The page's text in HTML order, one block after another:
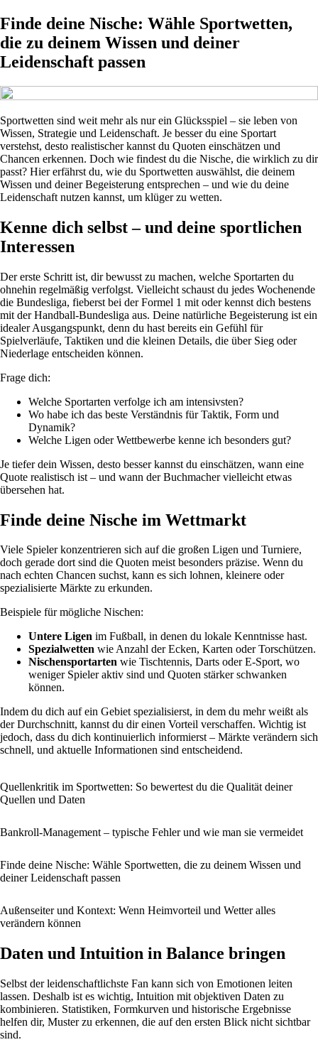
Finde deine Nische: Wähle Sportwetten,
die zu deinem Wissen und deiner
Leidenschaft passen
Sportwetten sind weit mehr als nur ein Glücksspiel – sie leben von
Wissen, Strategie und Leidenschaft. Je besser du eine Sportart
verstehst, desto realistischer kannst du Quoten einschätzen und
Chancen erkennen. Doch wie findest du die Nische, die wirklich zu dir
passt? Hier erfährst du, wie du Sportwetten auswählst, die deinem
Wissen und deiner Begeisterung entsprechen – und wie du deine
Leidenschaft nutzen kannst, um klüger zu wetten.
Kenne dich selbst – und deine sportlichen
Interessen
Der erste Schritt ist, dir bewusst zu machen, welche Sportarten du
ohnehin regelmäßig verfolgst. Vielleicht schaust du jedes Wochenende
die Bundesliga, fieberst bei der Formel 1 mit oder kennst dich bestens
mit der Handball-Bundesliga aus. Deine natürliche Begeisterung ist ein
idealer Ausgangspunkt, denn du hast bereits ein Gefühl für
Spielverläufe, Taktiken und die kleinen Details, die über Sieg oder
Niederlage entscheiden können.
Frage dich:
Welche Sportarten verfolge ich am intensivsten?
Wo habe ich das beste Verständnis für Taktik, Form und
Dynamik?
Welche Ligen oder Wettbewerbe kenne ich besonders gut?
Je tiefer dein Wissen, desto besser kannst du einschätzen, wann eine
Quote realistisch ist – und wann der Buchmacher vielleicht etwas
übersehen hat.
Finde deine Nische im Wettmarkt
Viele Spieler konzentrieren sich auf die großen Ligen und Turniere,
doch gerade dort sind die Quoten meist besonders präzise. Wenn du
nach echten Chancen suchst, kann es sich lohnen, kleinere oder
spezialisierte Märkte zu erkunden.
Beispiele für mögliche Nischen:
Untere Ligen im Fußball, in denen du lokale Kenntnisse hast.
Spezialwetten wie Anzahl der Ecken, Karten oder Torschützen.
Nischensportarten wie Tischtennis, Darts oder E-Sport, wo
weniger Spieler aktiv sind und Quoten stärker schwanken
können.
Indem du dich auf ein Gebiet spezialisierst, in dem du mehr weißt als
der Durchschnitt, kannst du dir einen Vorteil verschaffen. Wichtig ist
jedoch, dass du dich kontinuierlich informierst – Märkte verändern sich
schnell, und aktuelle Informationen sind entscheidend.
Quellenkritik im Sportwetten: So bewertest du die Qualität deiner
Quellen und Daten
Bankroll-Management – typische Fehler und wie man sie vermeidet
Finde deine Nische: Wähle Sportwetten, die zu deinem Wissen und
deiner Leidenschaft passen
Außenseiter und Kontext: Wenn Heimvorteil und Wetter alles
verändern können
Daten und Intuition in Balance bringen
Selbst der leidenschaftlichste Fan kann sich von Emotionen leiten
lassen. Deshalb ist es wichtig, Intuition mit objektiven Daten zu
kombinieren. Statistiken, Formkurven und historische Ergebnisse
helfen dir, Muster zu erkennen, die auf den ersten Blick nicht sichtbar
sind.